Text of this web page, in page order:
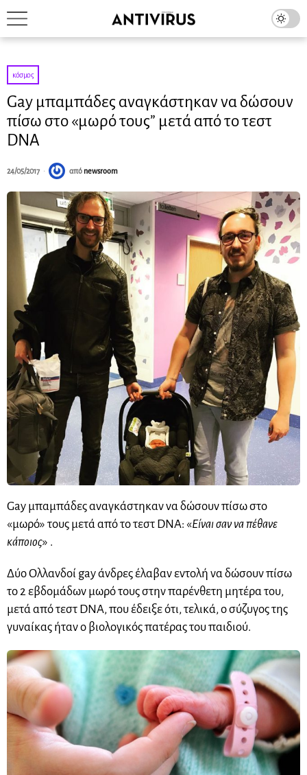
κόσμος
Gay μπαμπάδες αναγκάστηκαν να δώσουν
πίσω στο «μωρό τους” μετά από το τεστ
DNA
24/05/2017 από newsroom
Gay μπαμπάδες αναγκάστηκαν να δώσουν πίσω στο
«μωρό» τους μετά από το τεστ DNA: «Είναι σαν να πέθανε
κάποιος» .
Δύο Oλλανδοί gay άνδρες έλαβαν εντολή να δώσουν πίσω
το 2 εβδομάδων μωρό τους στην παρένθετη μητέρα του,
μετά από τεστ DNA, που έδειξε ότι, τελικά, ο σύζυγος της
γυναίκας ήταν ο βιολογικός πατέρας του παιδιού.